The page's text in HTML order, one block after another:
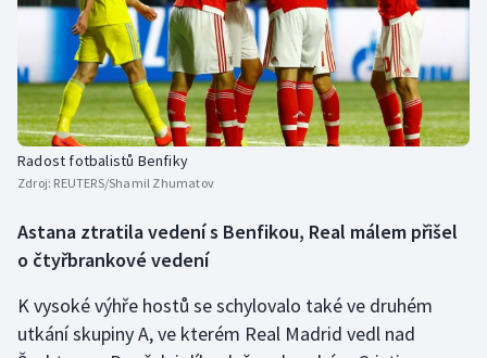
Radost fotbalistů Benfiky
Zdroj: REUTERS/Shamil Zhumatov
Astana ztratila vedení s Benfikou, Real málem přišel
o čtyřbrankové vedení
K vysoké výhře hostů se schylovalo také ve druhém
utkání skupiny A, ve kterém Real Madrid vedl nad